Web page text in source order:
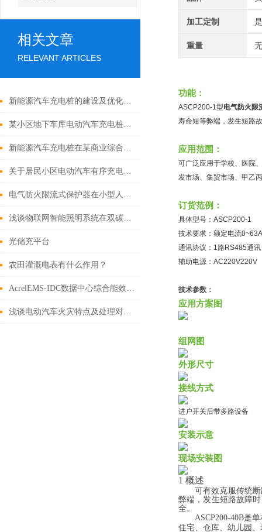
相关文章
RELEVANT ARTICLES
新能源汽车充电桩的建设及优化分析
某小区地下车库电动汽车充电桩配电系统设计研究
新能源汽车充电桩在某商业综合体地下车库的电气设计
关于居民小区电动汽车有序充电策略
电气防火限流式保护器在小型人员密集场所中的应用
浅谈物联网智能照明系统在双碳目标下的研究与设计
光储充平台
农田灌溉电表有什么作用？
AcrelEMS-IDC数据中心综合能效管理系统解决方案
浅谈电动汽车火灾特点及处理对策研究
加工定制 是
重量
功能：
ASCP200-1型电气防火限
寿命短等弊端，发生短路
应用范围：
可广泛应用于学校、医院
发市场、集贸市场、甲乙
订货范例：
具体型号：ASCP200-1
技术要求：额定电流0~63A
通讯协议：1路RS485通
辅助电源：AC220V220V
技术参数：
应用方案图
组网图
外形尺寸
接线方式
进户开关后带多路设备
安装示意
现场安装图
1 概述
可有效克服传统
弊端，发生短路故障
全。
ASCP200-40B是单
住宅、仓库、 幼儿园